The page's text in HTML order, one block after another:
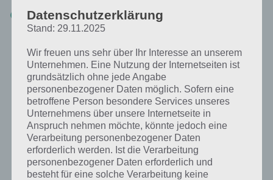
Zur Übersicht :4 Bilder 1 Wort Lösungen zu So gemütlich im
Dezember 2023
Datenschutzerklärung
Stand: 29.11.2025
Wir freuen uns sehr über Ihr Interesse an unserem
Unternehmen. Eine Nutzung der Internetseiten ist
grundsätzlich ohne jede Angabe
personenbezogener Daten möglich. Sofern eine
betroffene Person besondere Services unseres
Unternehmens über unsere Internetseite in
Anspruch nehmen möchte, könnte jedoch eine
Verarbeitung personenbezogener Daten
erforderlich werden. Ist die Verarbeitung
personenbezogener Daten erforderlich und
besteht für eine solche Verarbeitung keine